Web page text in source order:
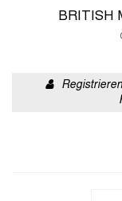
BRITISH